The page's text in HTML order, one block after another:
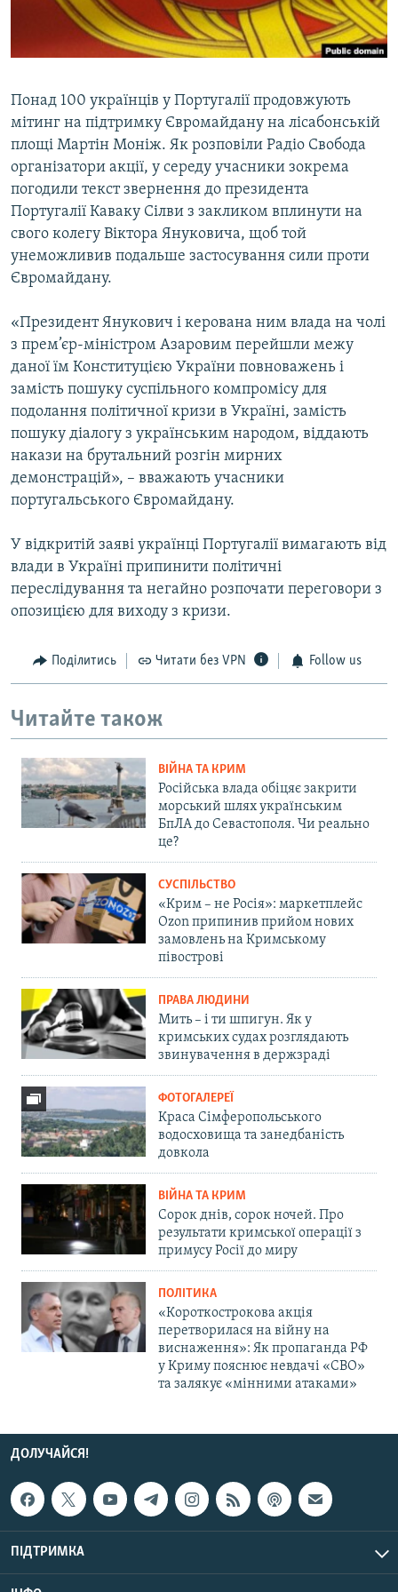
ВІДЕОУРОКИ «ELIFBE»
СВІДЧЕННЯ ОКУПАЦІЇ
ІНФОГРАФІКА
Qırımtatar
ДОЛУЧАЙСЯ!
Усі сайти RFE/RL
Понад 100 українців у Португалії продовжують
мітинг на підтримку Євромайдану на лісабонській
площі Мартін Моніж. Як розповіли Радіо Свобода
організатори акції, у середу учасники зокрема
погодили текст звернення до президента
Португалії Каваку Сілви з закликом вплинути на
свого колегу Віктора Януковича, щоб той
унеможливив подальше застосування сили проти
Євромайдану.
«Президент Янукович і керована ним влада на чолі
з прем’єр-міністром Азаровим перейшли межу
даної їм Конституцією України повноважень і
замість пошуку суспільного компромісу для
подолання політичної кризи в Україні, замість
пошуку діалогу з українським народом, віддають
накази на брутальний розгін мирних
демонстрацій», – вважають учасники
португальського Євромайдану.
У відкритій заяві українці Португалії вимагають від
влади в Україні припинити політичні
переслідування та негайно розпочати переговори з
опозицією для виходу з кризи.
Поділитись Читати без VPN Follow us
Читайте також
ВІЙНА ТА КРИМ
Російська влада обіцяє закрити
морський шлях українським
БпЛА до Севастополя. Чи реально
це?
СУСПІЛЬСТВО
«Крим – не Росія»: маркетплейс
Ozon припинив прийом нових
замовлень на Кримському
півострові
ПРАВА ЛЮДИНИ
Мить – і ти шпигун. Як у
кримських судах розглядають
звинувачення в держзраді
ФОТОГАЛЕРЕЇ
Краса Сімферопольського
водосховища та занедбаність
довкола
ВІЙНА ТА КРИМ
Сорок днів, сорок ночей. Про
результати кримської операції з
примусу Росії до миру
ПОЛІТИКА
«Короткострокова акція
перетворилася на війну на
виснаження»: Як пропаганда РФ
у Криму пояснює невдачі «СВО»
та залякує «мінними атаками»
ДОЛУЧАЙСЯ!
ПІДТРИМКА